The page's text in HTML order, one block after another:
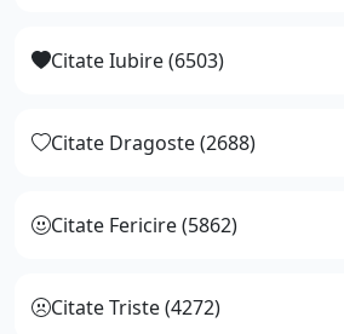
Citate Iubire (6503)
Citate Dragoste (2688)
Citate Fericire (5862)
Citate Triste (4272)